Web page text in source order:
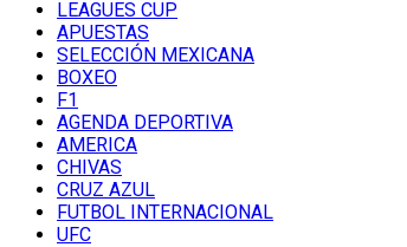
LEAGUES CUP
APUESTAS
SELECCIÓN MEXICANA
BOXEO
F1
AGENDA DEPORTIVA
AMERICA
CHIVAS
CRUZ AZUL
FUTBOL INTERNACIONAL
UFC